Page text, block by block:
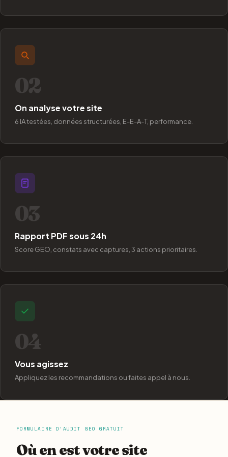
02
On analyse votre site
6 IA testées, données structurées, E-E-A-T, performance.
03
Rapport PDF sous 24h
Score GEO, constats avec captures, 3 actions prioritaires.
04
Vous agissez
Appliquez les recommandations ou faites appel à nous.
FORMULAIRE D’AUDIT GEO GRATUIT
Où en est votre site